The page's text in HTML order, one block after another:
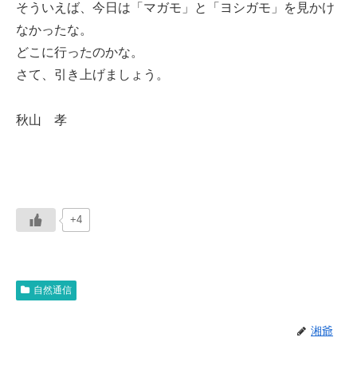
そういえば、今日は「マガモ」と「ヨシガモ」を見かけ
なかったな。
どこに行ったのかな。
さて、引き上げましょう。
秋山 孝
+4
自然通信
湘爺